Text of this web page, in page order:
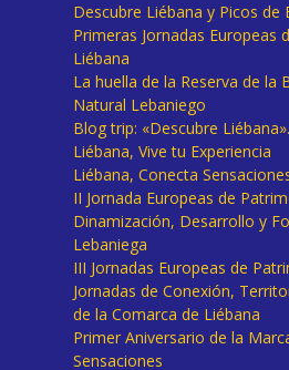
Descubre Liébana y Picos de
Primeras Jornadas Europeas
Liébana
La huella de la Reserva de la
Natural Lebaniego
Blog trip: «Descubre Liébana».
Liébana, Vive tu Experiencia
Liébana, Conecta
II Jornada Europeas de
Dinamización, Desarrollo y
Lebaniega
III Jornadas Europeas de
Jornadas de Conexión,
de la Comarca de Liébana
Primer Aniversario de la
Sensaciones